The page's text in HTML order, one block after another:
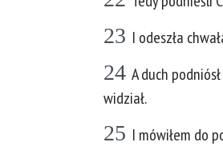
23 I odeszła
24 A duch
widział.
25 I mówiłem do